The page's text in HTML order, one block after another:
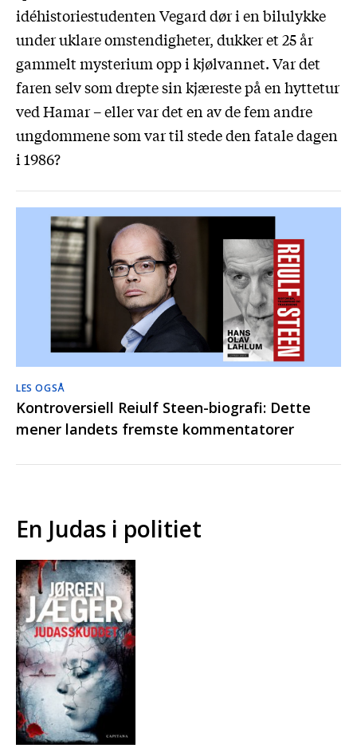
idéhistoriestudenten Vegard dør i en bilulykke
under uklare omstendigheter, dukker et 25 år
gammelt mysterium opp i kjølvannet. Var det
faren selv som drepte sin kjæreste på en hyttetur
ved Hamar – eller var det en av de fem andre
ungdommene som var til stede den fatale dagen
i 1986?
LES OGSÅ
Kontroversiell Reiulf Steen-biografi: Dette
mener landets fremste kommentatorer
En Judas i politiet